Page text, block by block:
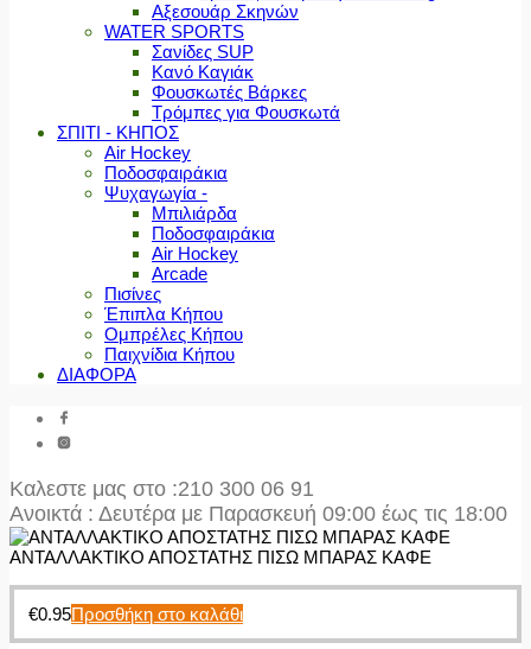
Αξεσουάρ Σκηνών
WATER SPORTS
Σανίδες SUP
Κανό Καγιάκ
Φουσκωτές Βάρκες
Τρόμπες για Φουσκωτά
ΣΠΙΤΙ - ΚΗΠΟΣ
Air Hockey
Ποδοσφαιράκια
Ψυχαγωγία -
Μπιλιάρδα
Ποδοσφαιράκια
Air Hockey
Arcade
Πισίνες
Έπιπλα Κήπου
Ομπρέλες Κήπου
Παιχνίδια Κήπου
ΔΙΑΦΟΡΑ
Καλεστε μας στο :210 300 06 91
Ανοικτά : Δευτέρα με Παρασκευή 09:00 έως τις 18:00
ΑΝΤΑΛΛΑΚΤΙΚΟ ΑΠΟΣΤΑΤΗΣ ΠΙΣΩ ΜΠΑΡΑΣ ΚΑΦΕ
€0.95Προσθήκη στο καλάθι